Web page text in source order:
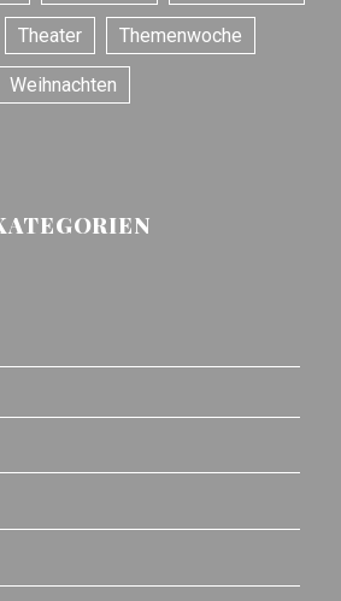
Theater Themenwoche
Weihnachten